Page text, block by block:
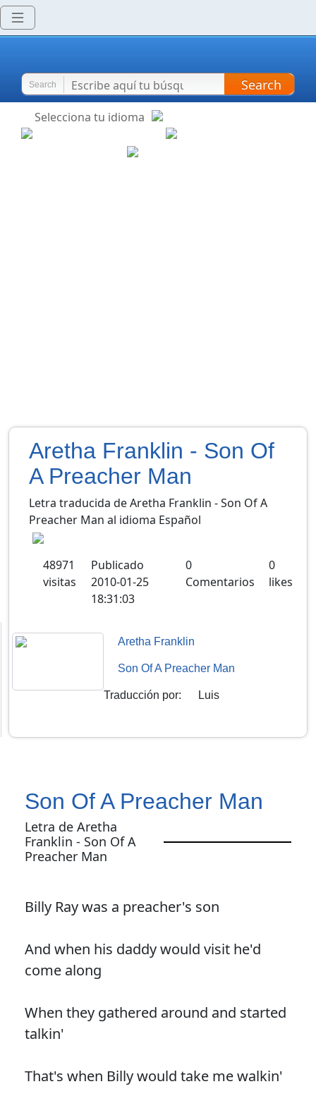
Search Search
Selecciona tu idioma
Aretha Franklin - Son Of
A Preacher Man
Letra traducida de Aretha Franklin - Son Of A
Preacher Man al idioma Español
48971
visitas
Publicado
2010-01-25
18:31:03
0
Comentarios
0
likes
Aretha Franklin
Son Of A Preacher Man
Traducción por: Luis
Son Of A Preacher Man
Letra de Aretha
Franklin - Son Of A
Preacher Man
Billy Ray was a preacher's son
And when his daddy would visit he'd
come along
When they gathered around and started
talkin'
That's when Billy would take me walkin'